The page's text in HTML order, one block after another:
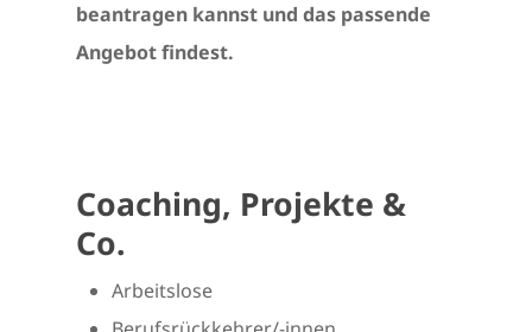
beantragen kannst und das passende
Angebot findest.
Coaching, Projekte &
Co.
Arbeitslose